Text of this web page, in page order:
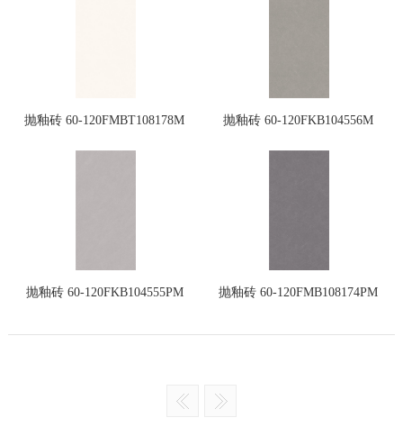
抛釉砖 60-120FMBT108178M 抛釉砖 60-120FKB104556M
抛釉砖 60-120FKB104555PM 抛釉砖 60-120FMB108174PM